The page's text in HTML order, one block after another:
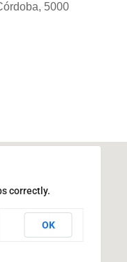
5000
correctly.
OK